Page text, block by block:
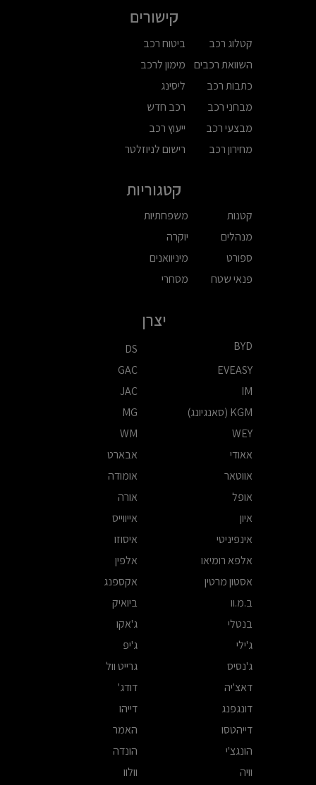
קישורים
קטלוג רכב
השוואת רכבים
כתבות רכב
מבחני רכב
מבצעי רכב
מחירון רכב
ביטוח רכב
מימון לרכב
ליסינג
רכב חדש
ייעוץ רכב
רישום לניוזלטר
קטגוריות
קטנות
מנהלים
ספורט
פנאי שטח
משפחתיות
יוקרה
מיניוואנים
מסחרי
יצרן
BYD
DS
EVEASY
GAC
IM
JAC
KGM (סאנגיונג)
MG
WEY
WM
אאודי
אבארט
אווטאר
אומודה
אופל
אורה
איון
אייווייס
אינפיניטי
איסוזו
אלפא רומיאו
אלפין
אסטון מרטין
אקספנג
ב.מ.וו
ביואיק
בנטלי
ג'אקו
ג'ילי
ג'יפ
ג'נסיס
גרייט וול
דאצ'יה
דודג'
דונגפנג
דייהו
דייהטסו
האמר
הונגצ'י
הונדה
וויה
וולוו